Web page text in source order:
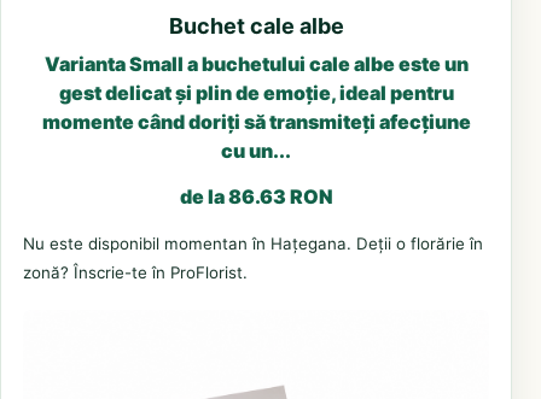
Buchet cale albe
Varianta Small a buchetului cale albe este un
gest delicat și plin de emoție, ideal pentru
momente când doriți să transmiteți afecțiune
cu un...
de la 86.63 RON
Nu este disponibil momentan în Hațegana. Deții o florărie în
zonă? Înscrie-te în ProFlorist.